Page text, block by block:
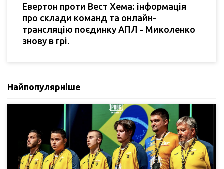
Евертон проти Вест Хема: інформація
про склади команд та онлайн-
трансляцію поєдинку АПЛ - Миколенко
знову в грі.
Найпопулярніше